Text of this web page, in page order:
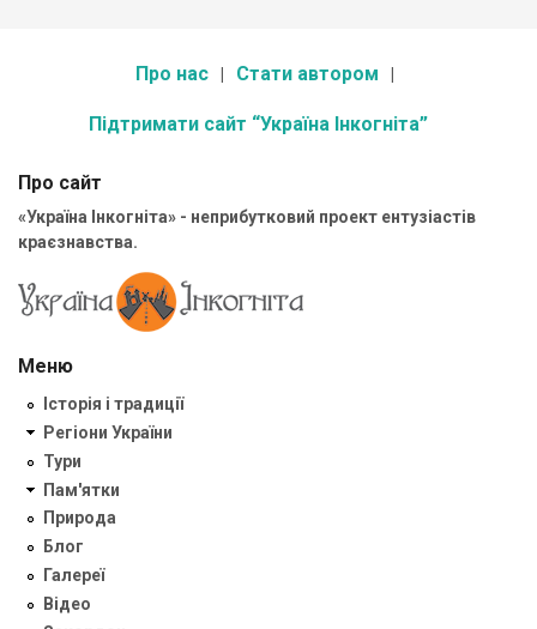
Про нас Стати автором
Підтримати сайт “Україна Інкогніта”
Про сайт
«Україна Інкогніта» - неприбутковий проект ентузіастів
краєзнавства.
Меню
Історія і традиції
Регіони України
Тури
Пам'ятки
Природа
Блог
Галереї
Відео